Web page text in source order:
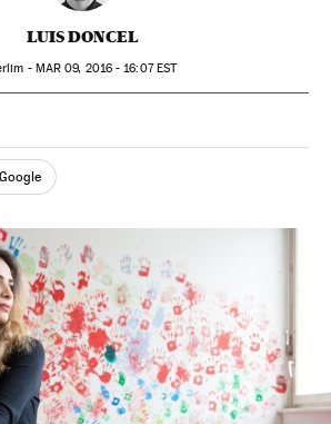
LUIS DONCEL
- MAR 09, 2016 - 16:07EST
en TwitterRedes Sociales